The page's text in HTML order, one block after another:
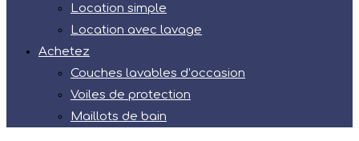
Location simple
Location avec lavage
Achetez
Couches lavables d’occasion
Voiles de protection
Maillots de bain